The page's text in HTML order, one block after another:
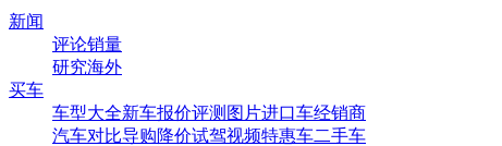
新闻
评论销量
研究海外
买车
车型大全新车报价评测 图片进口车经销商
汽车对比导购降价试驾视频特惠车二手车